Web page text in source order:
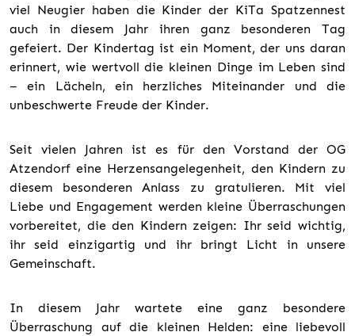
viel Neugier haben die Kinder der KiTa Spatzennest
auch in diesem Jahr ihren ganz besonderen Tag
gefeiert. Der Kindertag ist ein Moment, der uns daran
erinnert, wie wertvoll die kleinen Dinge im Leben sind
– ein Lächeln, ein herzliches Miteinander und die
unbeschwerte Freude der Kinder.
Seit vielen Jahren ist es für den Vorstand der OG
Atzendorf eine Herzensangelegenheit, den Kindern zu
diesem besonderen Anlass zu gratulieren. Mit viel
Liebe und Engagement werden kleine Überraschungen
vorbereitet, die den Kindern zeigen: Ihr seid wichtig,
ihr seid einzigartig und ihr bringt Licht in unsere
Gemeinschaft.
In diesem Jahr wartete eine ganz besondere
Überraschung auf die kleinen Helden: eine liebevoll